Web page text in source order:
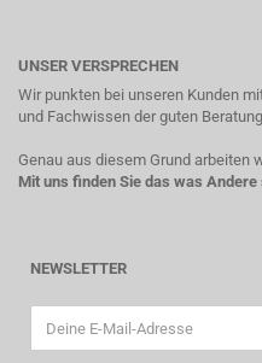
UNSER VERSPRECHEN
Wir punkten bei unseren Kunden
und Fachwissen der guten
Genau aus diesem Grund arbeiten
Mit uns finden Sie das was Andere
NEWSLETTER